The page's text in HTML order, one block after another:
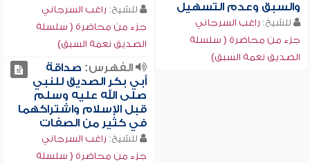
والسبق وعدم التسهيل
للشيخ: راغب السرجاني
جزء من محاضرة ( سلسلة
الصديق نعمة السبق)
للشيخ: راغب السرجاني
جزء من محاضرة ( سلسلة
الصديق نعمة السبق)
الفهرس: صداقة
أبي بكر الصديق للنبي
صلى الله عليه وسلم
قبل الإسلام واشتراكهما
في كثير من الصفات
للشيخ: راغب السرجاني
جزء من محاضرة ( سلسلة